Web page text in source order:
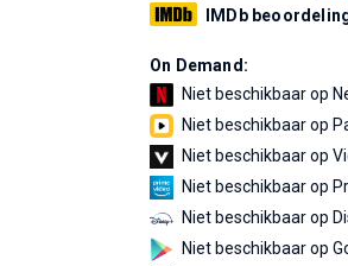
IMDb
On Demand:
Niet beschikbaar op
Niet beschikbaar op
Niet beschikbaar op
Niet beschikbaar op
Niet beschikbaar op
Niet beschikbaar op